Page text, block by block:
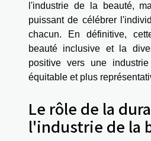
l'industrie de la beauté,
puissant de célébrer
chacun. En définitive,
beauté inclusive et la
positive vers une
équitable et plus
Le rôle de la
l'industrie de la